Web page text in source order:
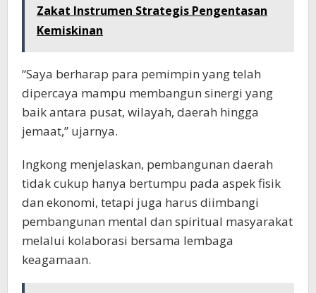
Zakat Instrumen Strategis Pengentasan
Kemiskinan
“Saya berharap para pemimpin yang telah
dipercaya mampu membangun sinergi yang
baik antara pusat, wilayah, daerah hingga
jemaat,” ujarnya.
Ingkong menjelaskan, pembangunan daerah
tidak cukup hanya bertumpu pada aspek fisik
dan ekonomi, tetapi juga harus diimbangi
pembangunan mental dan spiritual masyarakat
melalui kolaborasi bersama lembaga
keagamaan.